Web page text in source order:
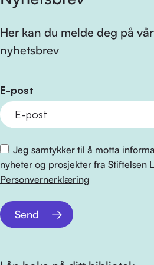
Her kan du melde deg på
nyhetsbrev
E-post
Jeg samtykker til å motta
nyheter og prosjekter fra Stiftelsen
Personvernerklæring
Send